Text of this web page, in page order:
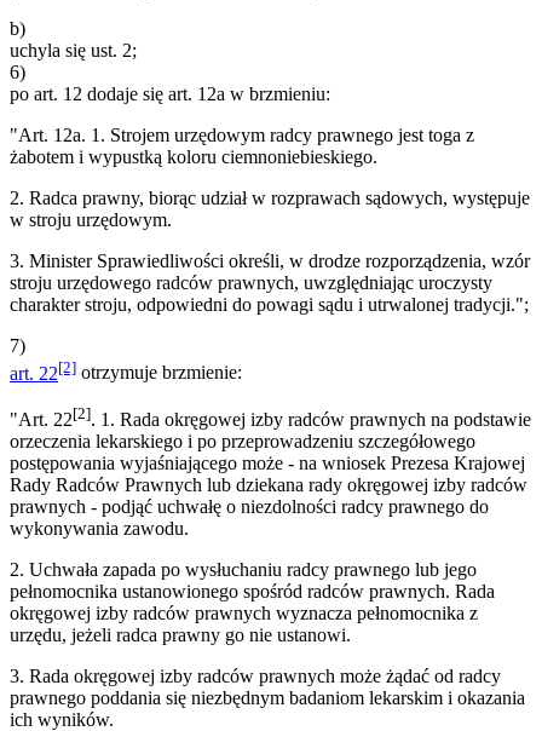
b)
uchyla się ust. 2;
6)
po art. 12 dodaje się art. 12a w brzmieniu:
"Art. 12a. 1. Strojem urzędowym radcy prawnego jest toga z
żabotem i wypustką koloru ciemnoniebieskiego.
2. Radca prawny, biorąc udział w rozprawach sądowych, występuje
w stroju urzędowym.
3. Minister Sprawiedliwości określi, w drodze rozporządzenia, wzór
stroju urzędowego radców prawnych, uwzględniając uroczysty
charakter stroju, odpowiedni do powagi sądu i utrwalonej tradycji.";
7)
art. 22[2] otrzymuje brzmienie:
"Art. 22[2]. 1. Rada okręgowej izby radców prawnych na podstawie
orzeczenia lekarskiego i po przeprowadzeniu szczegółowego
postępowania wyjaśniającego może - na wniosek Prezesa Krajowej
Rady Radców Prawnych lub dziekana rady okręgowej izby radców
prawnych - podjąć uchwałę o niezdolności radcy prawnego do
wykonywania zawodu.
2. Uchwała zapada po wysłuchaniu radcy prawnego lub jego
pełnomocnika ustanowionego spośród radców prawnych. Rada
okręgowej izby radców prawnych wyznacza pełnomocnika z
urzędu, jeżeli radca prawny go nie ustanowi.
3. Rada okręgowej izby radców prawnych może żądać od radcy
prawnego poddania się niezbędnym badaniom lekarskim i okazania
ich wyników.